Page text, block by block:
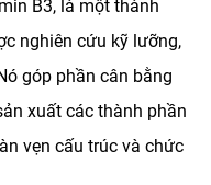
B3, là một thành
nghiên cứu kỹ lưỡng,
góp phần cân bằng
xuất các thành phần
vẹn cấu trúc và chức